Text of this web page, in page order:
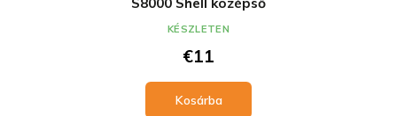
€11
Kosárba
KÉSZLETEN